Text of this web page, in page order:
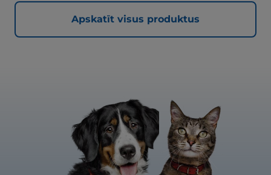
Apskatīt visus produktus